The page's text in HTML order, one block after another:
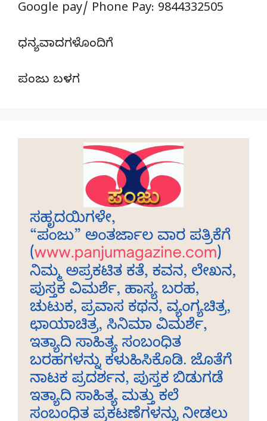
Google pay/ Phone Pay: 9844332505
ಧನ್ಯವಾದಗಳೊಂದಿಗೆ
ಪಂಜು ಬಳಗ